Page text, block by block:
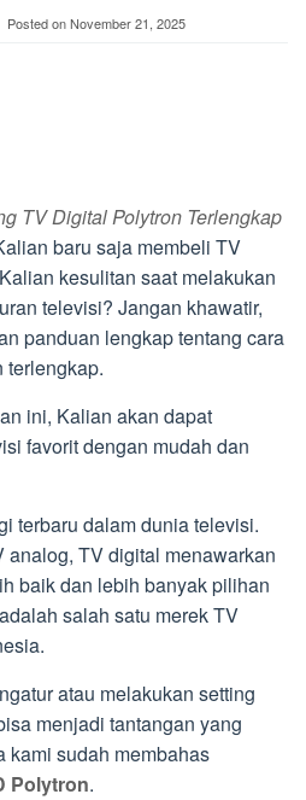
Posted onNovember 21, 2025
TV Digital Polytron Terlengkap
baru saja membeli TV
kesulitan saat melakukan
televisi? Jangan khawatir,
panduan lengkap tentang cara
terlengkap.
ini, Kalian akan dapat
favorit dengan mudah dan
terbaru dalam dunia televisi.
TV digital menawarkan
baik dan lebih banyak pilihan
salah satu merek TV
atau melakukan setting
menjadi tantangan yang
kami sudah membahas
Polytron.